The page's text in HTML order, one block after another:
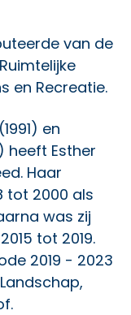
van de
en Recreatie.
en
heeft Esther
Haar
tot 2000 als
was zij
tot 2019.
2019 - 2023